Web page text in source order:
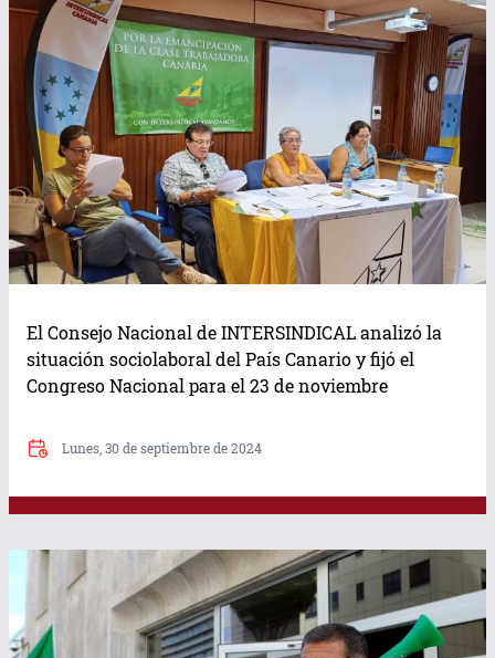
El Consejo Nacional de INTERSINDICAL analizó la
situación sociolaboral del País Canario y fijó el
Congreso Nacional para el 23 de noviembre
Lunes, 30 de septiembre de 2024